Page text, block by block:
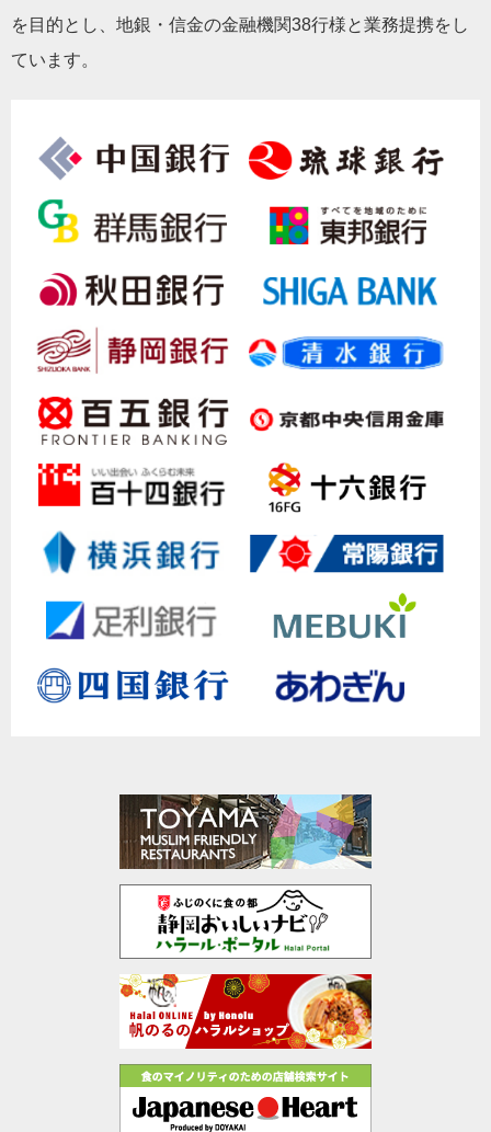
を目的とし、地銀・信金の金融機関38行様と業務提携をし
ています。